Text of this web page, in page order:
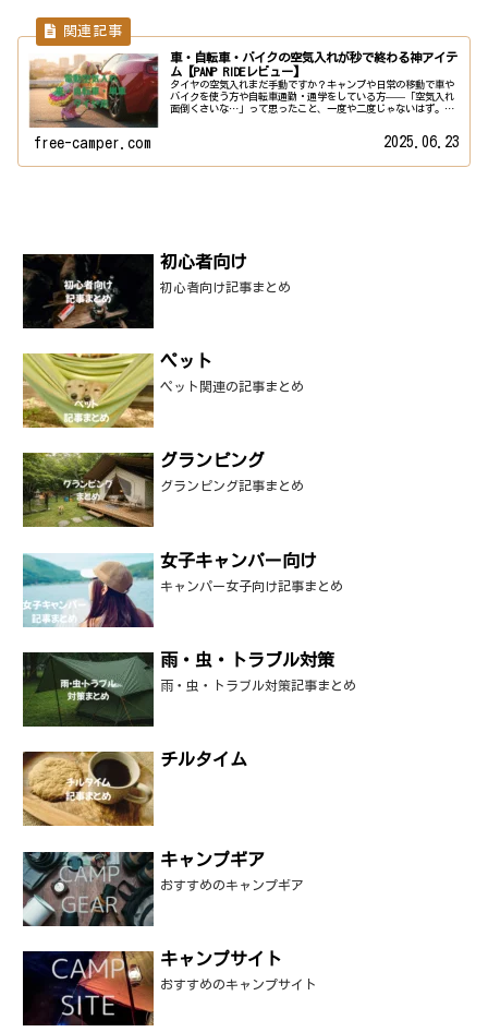
車・自転車・バイクの空気入れが秒で終わる神アイテ
ム【PANP RIDEレビュー】
タイヤの空気入れまだ手動ですか？キャンプや日常の移動で車や
バイクを使う方や自転車通勤・通学をしている方——「空気入れ
面倒くさいな…」って思ったこと、一度や二度じゃないはず。そ
free-camper.com 2025.06.23
初心者向け
初心者向け記事まとめ
ペット
ペット関連の記事まとめ
グランピング
グランピング記事まとめ
女子キャンパー向け
キャンパー女子向け記事まとめ
雨・虫・トラブル対策
雨・虫・トラブル対策記事まとめ
チルタイム
キャンプギア
おすすめのキャンプギア
キャンプサイト
おすすめのキャンプサイト